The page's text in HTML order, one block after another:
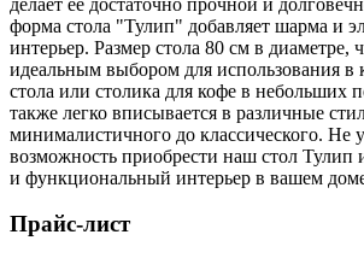
форма стола "Тулип" добавляет шарма и
интерьер. Размер стола 80 см в диаметре,
идеальным выбором для использования в
стола или столика для кофе в небольших
также легко вписывается в различные
минималистичного до классического. Не
возможность приобрести наш стол Тулип
и функциональный интерьер в вашем
Прайс-лист